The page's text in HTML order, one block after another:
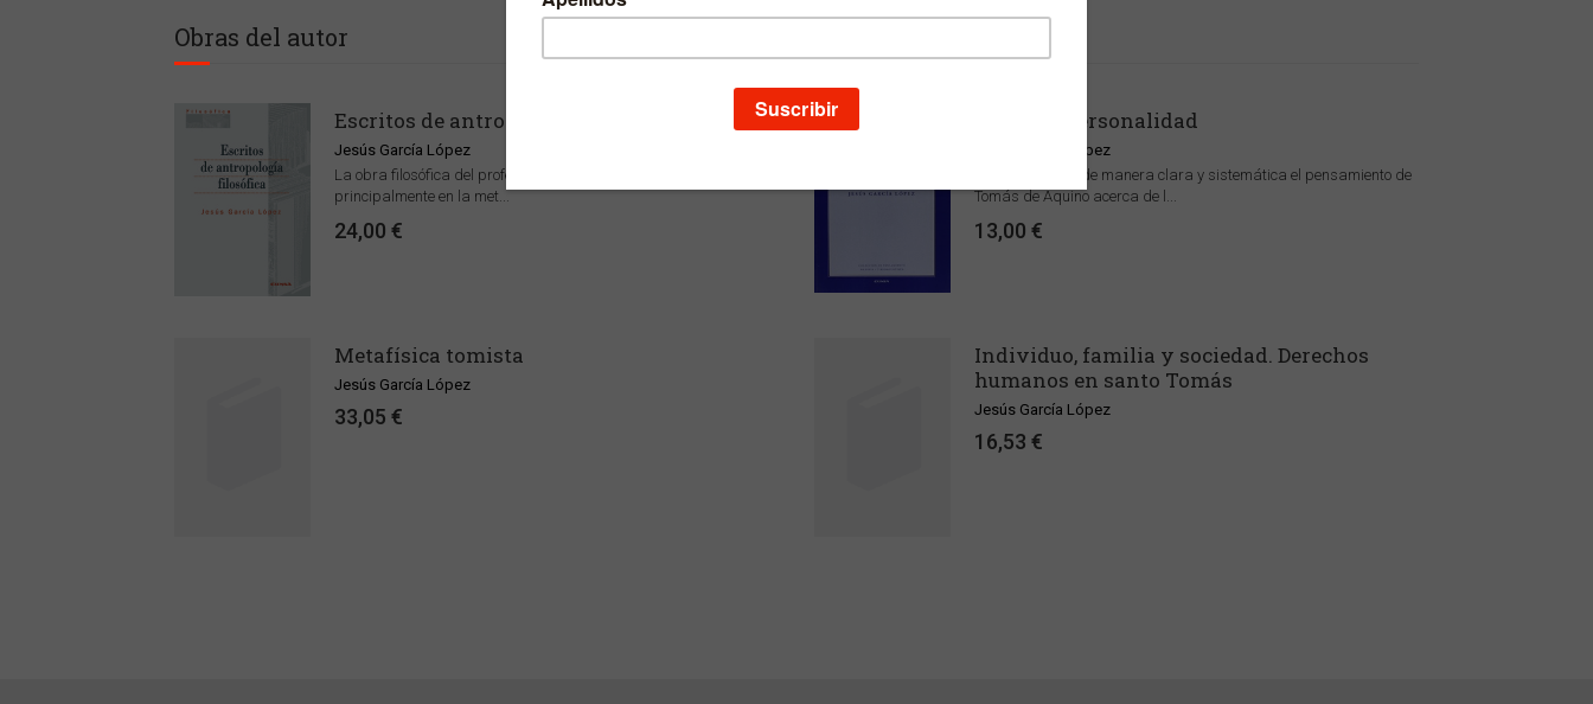
Obras del autor
Escritos de antropología filosófica
Jesús García López
La obra filosófica del profesor Jesús García López se ha centrado
principalmente en la met...
24,00 €
Virtud y personalidad
Jesús García López
La obra expone de manera clara y sistemática el pensamiento de
Tomás de Aquino acerca de l...
13,00 €
Metafísica tomista
Jesús García López
33,05 €
Individuo, familia y sociedad. Derechos
humanos en santo Tomás
Jesús García López
16,53 €